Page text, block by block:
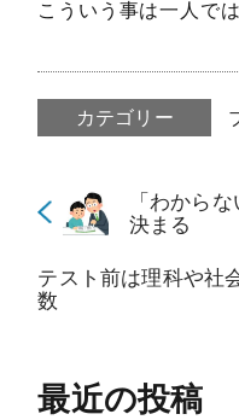
こういう事は一人で
カテゴリー
「わから
決まる
テスト前は理科や社
数
最近の投稿